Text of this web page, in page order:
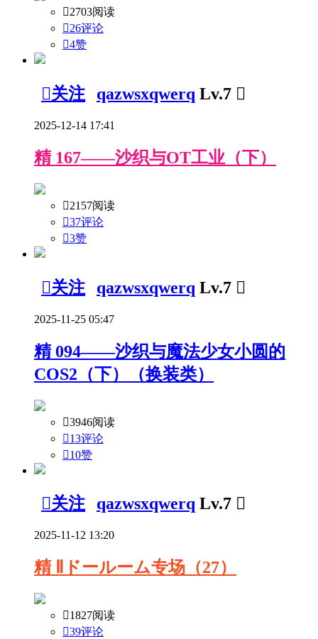
2703阅读
26评论
4赞
关注 qazwsxqwerq Lv.7 
2025-12-14 17:41
精167——沙织与OT工业（下）
2157阅读
37评论
3赞
关注 qazwsxqwerq Lv.7 
2025-11-25 05:47
精094——沙织与魔法少女小圆的
COS2（下）（换装类）
3946阅读
13评论
10赞
关注 qazwsxqwerq Lv.7 
2025-11-12 13:20
精Ⅱドールーム专场（27）
1827阅读
39评论